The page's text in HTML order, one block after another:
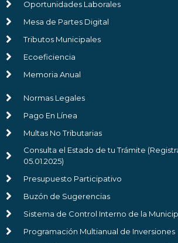
Oportunidades Laborales
Mesa de Partes Digital
Tributos Municipales
Ecoeficiencia
Memoria Anual
Normas Legales
Pago En Línea
Multas No Tributarias
Consulta el Estado de tu Trámite
05.01.2025)
Presupuesto Participativo
Buzón de Sugerencias
Sistema de Control Interno de la
Programación Multianual de Inversiones